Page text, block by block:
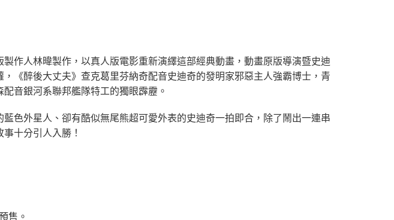
作人林暐製作，以真人版電影重新演繹這部經典動畫，動畫原版導演暨史迪
《醉後大丈夫》查克葛里芬納奇配音史迪奇的發明家邪惡主人強霸博士，青
音銀河系聯邦艦隊特工的獨眼霹靂。
色外星人、卻有酷似無尾熊超可愛外表的史迪奇一拍即合，除了鬧出一連串
十分引人入勝！
售。